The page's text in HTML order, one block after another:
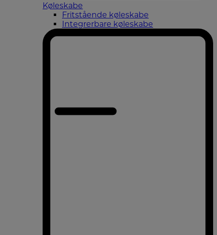
Køleskabe
Fritstående køleskabe
Integrerbare køleskabe